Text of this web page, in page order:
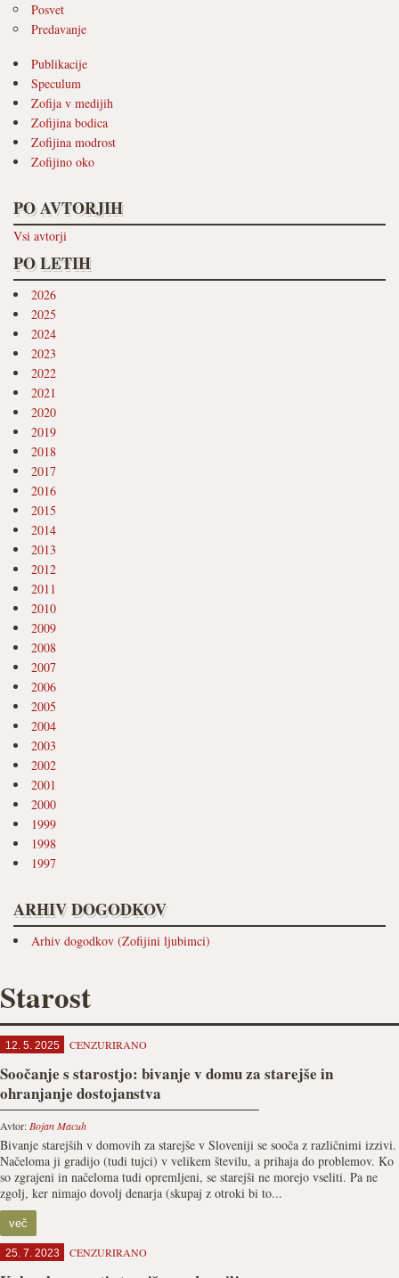
Posvet
Predavanje
Publikacije
Speculum
Zofija v medijih
Zofijina bodica
Zofijina modrost
Zofijino oko
PO AVTORJIH
Vsi avtorji
PO LETIH
2026
2025
2024
2023
2022
2021
2020
2019
2018
2017
2016
2015
2014
2013
2012
2011
2010
2009
2008
2007
2006
2005
2004
2003
2002
2001
2000
1999
1998
1997
ARHIV DOGODKOV
Arhiv dogodkov (Zofijini ljubimci)
Starost
12. 5. 2025 CENZURIRANO
Soočanje s starostjo: bivanje v domu za starejše in
ohranjanje dostojanstva
Avtor: Bojan Macuh
Bivanje starejših v domovih za starejše v Sloveniji se sooča z različnimi izzivi.
Načeloma ji gradijo (tudi tujci) v velikem številu, a prihaja do problemov. Ko
so zgrajeni in načeloma tudi opremljeni, se starejši ne morejo vseliti. Pa ne
zgolj, ker nimajo dovolj denarja (skupaj z otroki bi to...
več
25. 7. 2023 CENZURIRANO